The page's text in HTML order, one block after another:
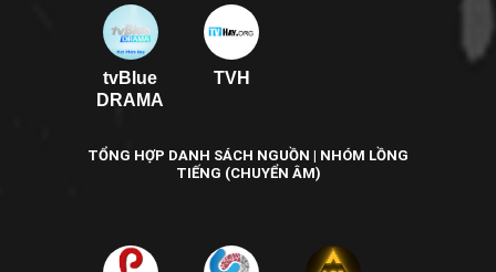
tvBlue
DRAMA
TVH
TỔNG HỢP DANH SÁCH NGUỒN | NHÓM LỒNG
TIẾNG (CHUYỂN ÂM)